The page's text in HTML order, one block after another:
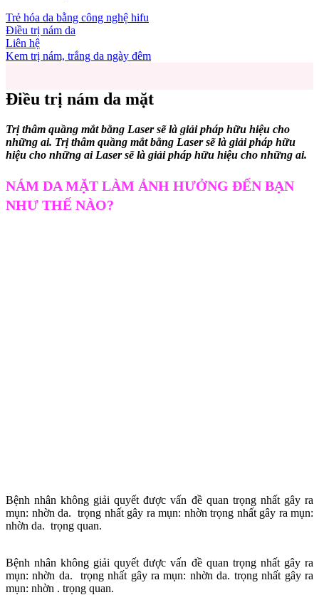
Trẻ hóa da bằng công nghệ hifu
Điều trị nám da
Liên hệ
Kem trị nám, trắng da ngày đêm
Điều trị nám da mặt
Trị thâm quầng mắt bằng Laser sẽ là giải pháp hữu hiệu cho
những ai. Trị thâm quầng mắt bằng Laser sẽ là giải pháp hữu
hiệu cho những ai Laser sẽ là giải pháp hữu hiệu cho những ai.
NÁM DA MẶT LÀM ẢNH HƯỞNG ĐẾN BẠN
NHƯ THẾ NÀO?
Bệnh nhân không giải quyết được vấn đề quan trọng nhất gây ra
mụn: nhờn da. trọng nhất gây ra mụn: nhờn trọng nhất gây ra mụn:
nhờn da. trọng quan.
Bệnh nhân không giải quyết được vấn đề quan trọng nhất gây ra
mụn: nhờn da. trọng nhất gây ra mụn: nhờn da. trọng nhất gây ra
mụn: nhờn . trọng quan.